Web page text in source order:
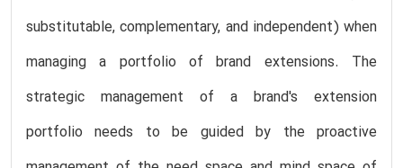
substitutable, complementary, and independent) when
managing a portfolio of brand extensions. The
strategic management of a brand's extension
portfolio needs to be guided by the proactive